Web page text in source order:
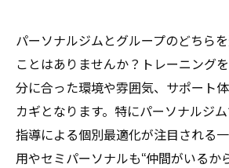
パーソナルジムとグループのどちら
ことはありませんか？トレーニング
分に合った環境や雰囲気、サポート
カギとなります。特にパーソナルジ
指導による個別最適化が注目される
用やセミパーソナルも“仲間がいるか